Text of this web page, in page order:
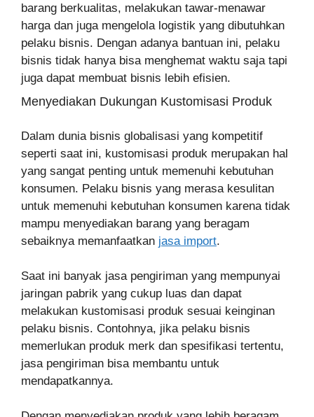
barang berkualitas, melakukan tawar-menawar
harga dan juga mengelola logistik yang dibutuhkan
pelaku bisnis. Dengan adanya bantuan ini, pelaku
bisnis tidak hanya bisa menghemat waktu saja tapi
juga dapat membuat bisnis lebih efisien.
Menyediakan Dukungan Kustomisasi Produk
Dalam dunia bisnis globalisasi yang kompetitif
seperti saat ini, kustomisasi produk merupakan hal
yang sangat penting untuk memenuhi kebutuhan
konsumen. Pelaku bisnis yang merasa kesulitan
untuk memenuhi kebutuhan konsumen karena tidak
mampu menyediakan barang yang beragam
sebaiknya memanfaatkan jasa import.
Saat ini banyak jasa pengiriman yang mempunyai
jaringan pabrik yang cukup luas dan dapat
melakukan kustomisasi produk sesuai keinginan
pelaku bisnis. Contohnya, jika pelaku bisnis
memerlukan produk merk dan spesifikasi tertentu,
jasa pengiriman bisa membantu untuk
mendapatkannya.